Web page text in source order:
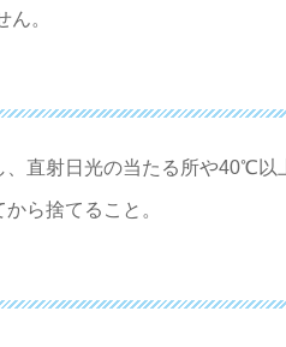
。
直射日光の当たる所や40℃以
ら捨てること。